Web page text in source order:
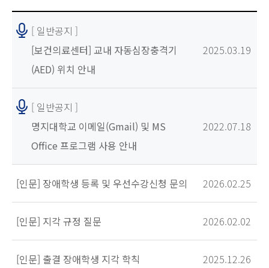
[ 일반공지 ]
[보건의료센터] 교내 자동심장충격기
(AED) 위치 안내
2025.03.19
[ 일반공지 ]
명지대학교 이메일(Gmail) 및 MS
Office 프로그램 사용 안내
2022.07.18
[인문] 장애학생 등록 및 우선수강신청 문의 2026.02.25
[인문] 지각 규정 질문 2026.02.02
[인문] 출결 장애학생 지각 학칙 2025.12.26